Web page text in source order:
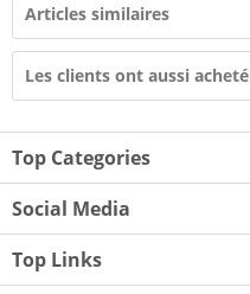
Articles similaires
Les clients ont aussi acheté
Top Categories
Social Media
Top Links